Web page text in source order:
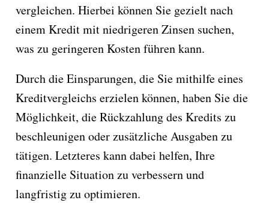
vergleichen. Hierbei können Sie gezielt nach
einem Kredit mit niedrigeren Zinsen suchen,
was zu geringeren Kosten führen kann.
Durch die Einsparungen, die Sie mithilfe eines
Kreditvergleichs erzielen können, haben Sie die
Möglichkeit, die Rückzahlung des Kredits zu
beschleunigen oder zusätzliche Ausgaben zu
tätigen. Letzteres kann dabei helfen, Ihre
finanzielle Situation zu verbessern und
langfristig zu optimieren.